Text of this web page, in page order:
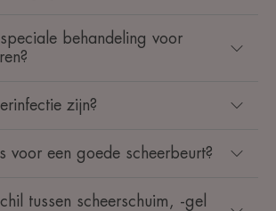
behandeling voor
zijn?
voor een goede scheerbeurt?
tussen scheerschuim, -gel